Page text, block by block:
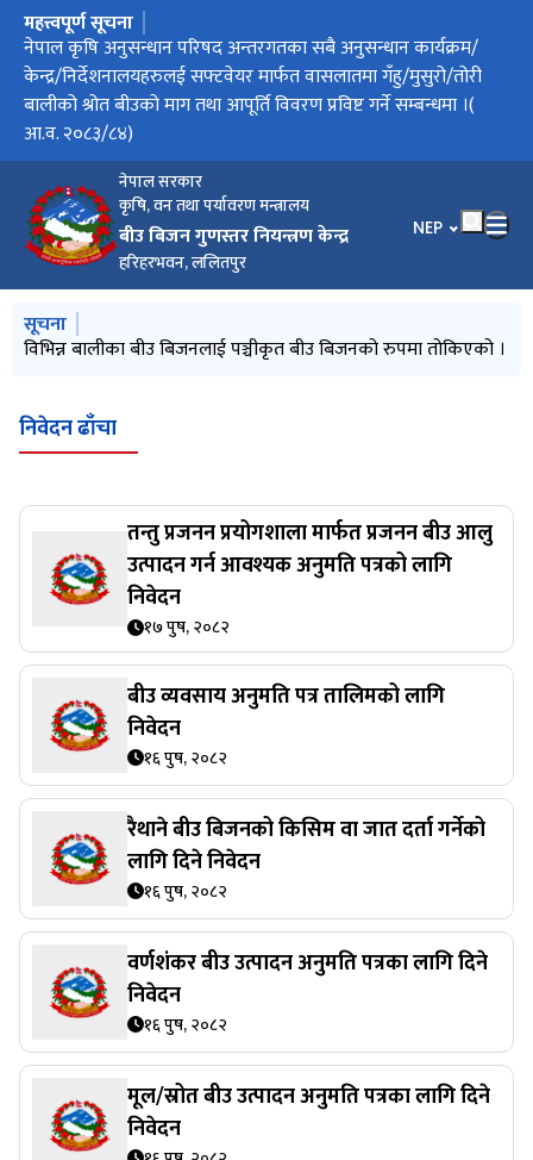
नेपाल सरकार
कृषि, वन तथा पर्यावरण मन्त्रालय
बीउ बिजन गुणस्तर नियन्त्रण केन्द्र
हरिहरभवन, ललितपुर
भाषा चयन गर्नुहोस्
मुख्य नेभिगेसनमा जानुहोस्
महत्त्वपूर्ण सूचना
सफ्टवेयर मार्फत वासलातमा गँहु/मुसुरो/तोरी बालीको श्रोत बीउको माग
तथा आपूर्ति विवरण प्रविष्ट गर्ने सम्बन्धमा(आ.व. २०८३/८४) ।
नेपाल कृषि अनुसन्धान परिषद अन्तरगतका सबै अनुसन्धान कार्यक्रम/
केन्द्र/निर्देशनालयहरुलई सफ्टवेयर मार्फत वासलातमा गँहु/मुसुरो/तोरी
बालीको श्रोत बीउको माग तथा आपूर्ति विवरण प्रविष्ट गर्ने सम्बन्धमा ।(
आ.व. २०८३/८४)
फलफूलबालीको बीउ बिजन प्रमाणीकरण मापदण्ड, २०८३ को मस्यौदा
उपर राय सुझाव तथा पृष्ठपोषण सम्बन्धी सूचना
फलफूल बालीको बीउ बिजन प्रमणीकरण मापदण्ड,२०८३ को मस्यौदा
धान बालीको प्रजनन्, मूल तथा प्रमाणित बीउको वासलात तोकिएको र
मौज्दात विवरण
वासलात तयारीका लागि माग तथा आपूर्ति विवरण प्रविष्ट गर्ने म्याद थप
गरिएको सूचना
सफ्टवेयर मार्फत बासलातमा धान बालीको श्रोत बीउको माग तथा आपूर्ति
विवरण प्रविष्ट गर्ने सम्बन्धमा
नार्क अन्तरगतका केन्द्र/निर्देशनालय/कार्यक्रमलाई सफ्टवेयर मार्फत
वासलातमा धान बालीको श्रोत बीउको माग तथा आपूर्ति विवरण प्रविष्ट गर्ने
सम्बन्धमा ।
परीक्षाफल प्रकाशन सम्बन्धी सूचना
सूचना
विभिन्न बालीका बीउ बिजनलाई पञ्चीकृत बीउ बिजनको रुपमा तोकिएको ।
निवेदन ढाँचा
तन्तु प्रजनन प्रयोगशाला मार्फत प्रजनन बीउ आलु
उत्पादन गर्न आवश्यक अनुमति पत्रको लागि
निवेदन
१७ पुष, २०८२
बीउ व्यवसाय अनुमति पत्र तालिमको लागि
निवेदन
१६ पुष, २०८२
रैथाने बीउ बिजनको किसिम वा जात दर्ता गर्नेको
लागि दिने निवेदन
१६ पुष, २०८२
वर्णशंकर बीउ उत्पादन अनुमति पत्रका लागि दिने
निवेदन
१६ पुष, २०८२
मूल/स्रोत बीउ उत्पादन अनुमति पत्रका लागि दिने
निवेदन
१६ पुष, २०८२